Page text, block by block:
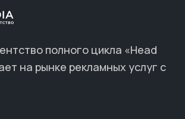
полного цикла «Head
на рынке рекламных услуг с